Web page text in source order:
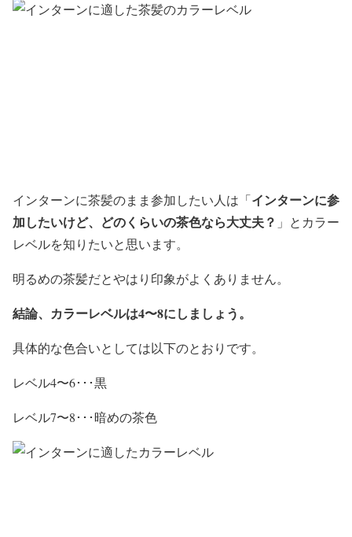
インターンに茶髪のまま参加したい人は 「インターンに参
加したいけど、どのくらいの茶色なら大丈夫？ 」 とカラー
レベルを知りたいと思います。
明るめの茶髪だとやはり印象がよくありません。
結論、カラーレベルは4〜8にしましょう。
具体的な色合いとしては以下のとおりです。
レベル4〜6･･･黒
レベル7〜8･･･暗めの茶色